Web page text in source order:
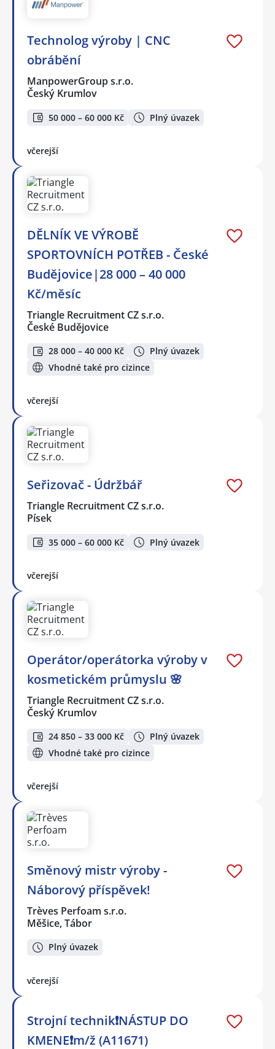
Technolog výroby | CNC
obrábění
ManpowerGroup s.r.o.
Český Krumlov
50 000 – 60 000 Kč Plný úvazek
včerejší
DĚLNÍK VE VÝROBĚ
SPORTOVNÍCH POTŘEB - České
Budějovice|28 000 – 40 000
Kč/měsíc
Triangle Recruitment CZ s.r.o.
České Budějovice
28 000 – 40 000 Kč
Plný úvazek
Vhodné také pro cizince
včerejší
Seřizovač - Údržbář
Triangle Recruitment CZ s.r.o.
Písek
35 000 – 60 000 Kč Plný úvazek
včerejší
Operátor/operátorka výroby v
kosmetickém průmyslu 🌸
Triangle Recruitment CZ s.r.o.
Český Krumlov
24 850 – 33 000 Kč
Plný úvazek
Vhodné také pro cizince
včerejší
Směnový mistr výroby -
Náborový příspěvek!
Trèves Perfoam s.r.o.
Měšice, Tábor
Plný úvazek
včerejší
Strojní technik❗NÁSTUP DO
KMENE❗m/ž (A11671)